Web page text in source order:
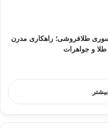
طلافروشی؛ راهکاری مدرن
و جواهرات